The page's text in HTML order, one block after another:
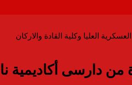
العليا وكلية القادة والاركان
أكاديمية